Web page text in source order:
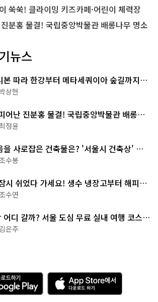
쑥쑥! 클라이밍 키즈카페·어린이 체력장
분홍 물결! 국립중앙박물관 배롱나무 명소
뉴스
본 따라 한강부터 메타세쿼이아 숲길까지…
15코스
상현
어난 진분홍 물결! 국립중앙박물관 배롱나
정윤
을 사로잡은 건축물은? '서울시 건축상' 수
!수봉
시 쉬었다 가세요! 생수 냉장고부터 해피소
까지
수연
어디 갈까? 서울 도심 무료 실내 여행 코스
은주
다
운
로
A
p
p